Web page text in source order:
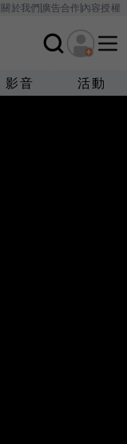
關於我們廣告合作內容授權
影音 活動